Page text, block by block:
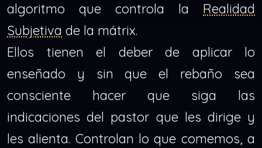
algoritmo que controla la Realidad
Subjetiva de la mátrix.
Ellos tienen el deber de aplicar lo
enseñado y sin que el rebaño sea
consciente hacer que siga las
indicaciones del pastor que les dirige y
les alienta. Controlan lo que comemos, a